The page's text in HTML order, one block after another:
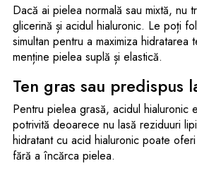
Dacă ai pielea normală sau mixtă, nu
glicerină și acidul hialuronic. Le poți
simultan pentru a maximiza hidratarea
menține pielea suplă și elastică.
Ten gras sau predispus
Pentru pielea grasă, acidul hialuronic
potrivită deoarece nu lasă reziduuri
hidratant cu acid hialuronic poate
fără a încărca pielea.